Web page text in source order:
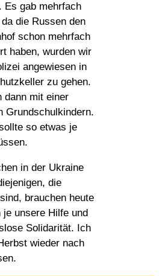
Es gab mehrfach
die Russen den
schon mehrfach
haben, wurden wir
angewiesen in
zu gehen.
dann mit einer
Grundschulkindern.
so etwas je
in der Ukraine
die
brauchen heute
je unsere Hilfe und
Solidarität. Ich
wieder nach